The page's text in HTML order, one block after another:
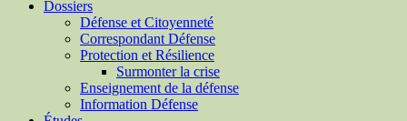
Dossiers
Défense et Citoyenneté
Correspondant Défense
Protection et Résilience
Surmonter la crise
Enseignement de la défense
Information Défense